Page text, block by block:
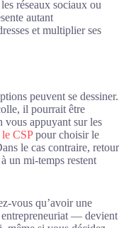
réseaux sociaux ou
autant
et multiplier ses
peuvent se dessiner.
il pourrait être
vous appuyant sur les
CSPpour choisir le
le cas contraire, retour
un mi-temps restent
vous qu’avoir une
— devient